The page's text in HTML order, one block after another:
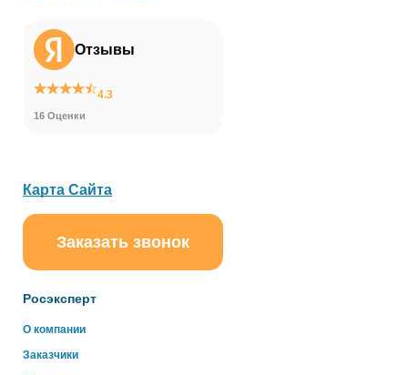
Отзывы
4.3
16 Оценки
Росэксперт
О компании
Заказчики
Карта Сайта
Заказать звонок